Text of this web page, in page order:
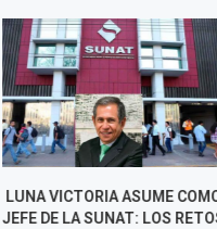
LUNA VICTORIA ASUME COMO
JEFE DE LA SUNAT: LOS RETOS